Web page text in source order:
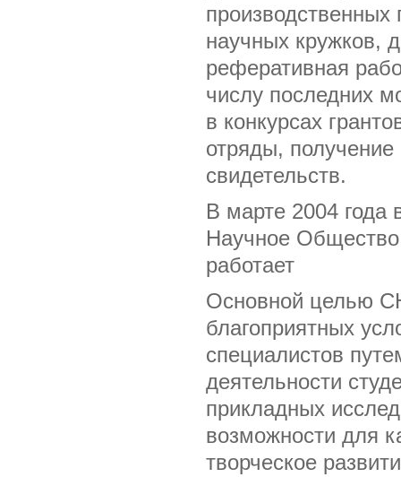
производственных
научных кружков,
реферативная
числу последних
в конкурсах
отряды, получение
свидетельств.
В марте 2004 года
Научное
работает
Основной целью
благоприятных
специалистов
деятельности
прикладных
возможности для
творческое